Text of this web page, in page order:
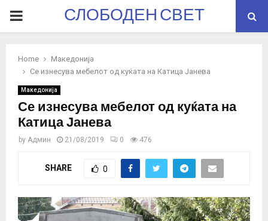
PRIMARYСЛОБОДЕН СВЕТ
Home
Македонија
Се изнесува мебелот од куќата на Катица Јанева
Македонија
Се изнесува мебелот од куќата на
Катица Јанева
by Админ 21/08/2019 0 476
SHARE 0